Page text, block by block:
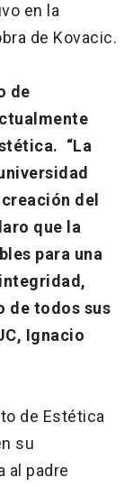
en la
de Kovacic.
de
“La
del
que la
para una
de todos sus
Ignacio
de Estética
su
al padre